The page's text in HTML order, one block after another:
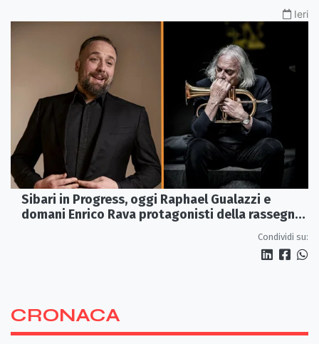
Ieri
Sibari in Progress, oggi Raphael Gualazzi e
domani Enrico Rava protagonisti della rassegna
Condividi su:
CRONACA